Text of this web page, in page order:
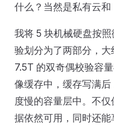
什么？当然是私有云和
我将 5 块机械硬盘按
验划分为了两部分，
7.5T 的双奇偶校验容
像缓存中，缓存写满
度慢的容量层中。不
据依然可用，同时还